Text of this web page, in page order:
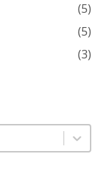
(5)
(5)
(3)